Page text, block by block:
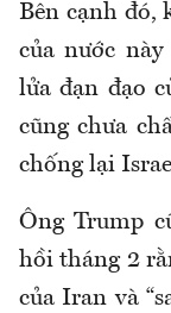
Bên cạnh đó,
của nước
lửa đạn đạo
cũng chưa
chống lại
Ông Trump
hồi tháng 2
của Iran và